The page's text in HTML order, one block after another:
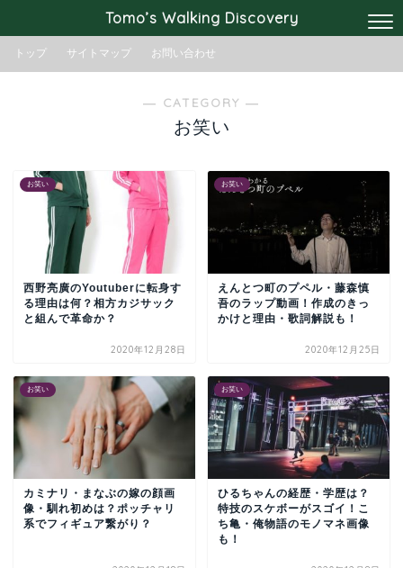
Tomo’s Walking Discovery
トップ サイトマップ お問い合わせ
― CATEGORY ―
お笑い
お笑い
西野亮廣のYoutuberに転身す
る理由は何？相方カジサック
と組んで革命か？
2020年12月28日
お笑い
えんとつ町のプペル・藤森慎
吾のラップ動画！作成のきっ
かけと理由・歌詞解説も！
2020年12月25日
お笑い
カミナリ・まなぶの嫁の顔画
像・馴れ初めは？ポッチャリ
系でフィギュア繋がり？
お笑い
ひるちゃんの経歴・学歴は？
特技のスケボーがスゴイ！こ
ち亀・俺物語のモノマネ画像
も！